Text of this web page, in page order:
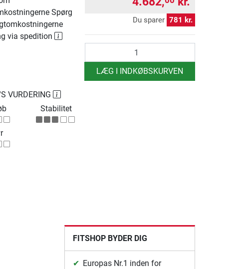
Spørg
via spedition
Du sparer 781 kr.
LÆG I INDKØBSKURVEN
VURDERING
Stabilitet
FITSHOP BYDER DIG
Europas Nr.1 inden for